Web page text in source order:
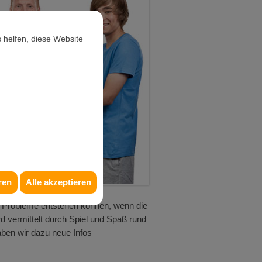
diese Website
Alle akzeptieren
entstehen können, wenn die
vermittelt durch Spiel und Spaß rund
wir dazu neue Infos